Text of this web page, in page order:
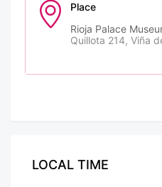
Place
Rioja Palace
Quillota 214, Viña
LOCAL TIME